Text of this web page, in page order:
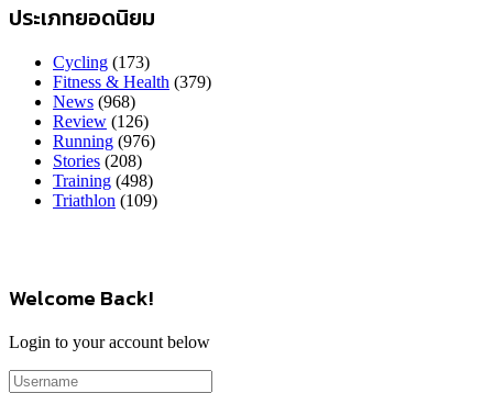
ประเภทยอดนิยม
Cycling (173)
Fitness & Health (379)
News (968)
Review (126)
Running (976)
Stories (208)
Training (498)
Triathlon (109)
Welcome Back!
Login to your account below